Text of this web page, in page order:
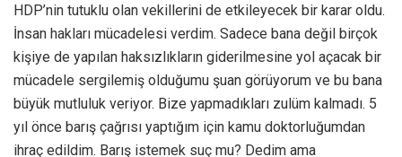
HDP’nin tutuklu olan vekillerini de etkileyecek bir karar oldu.
İnsan hakları mücadelesi verdim. Sadece bana değil birçok
kişiye de yapılan haksızlıkların giderilmesine yol açacak bir
mücadele sergilemiş olduğumu şuan görüyorum ve bu bana
büyük mutluluk veriyor. Bize yapmadıkları zulüm kalmadı. 5
yıl önce barış çağrısı yaptığım için kamu doktorluğumdan
ihraç edildim. Barış istemek suç mu? Dedim ama